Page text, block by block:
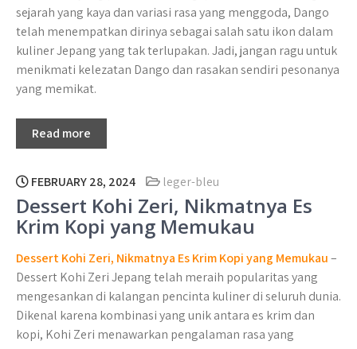
sejarah yang kaya dan variasi rasa yang menggoda, Dango
telah menempatkan dirinya sebagai salah satu ikon dalam
kuliner Jepang yang tak terlupakan. Jadi, jangan ragu untuk
menikmati kelezatan Dango dan rasakan sendiri pesonanya
yang memikat.
Read more
FEBRUARY 28, 2024 leger-bleu
Dessert Kohi Zeri, Nikmatnya Es
Krim Kopi yang Memukau
Dessert Kohi Zeri, Nikmatnya Es Krim Kopi yang Memukau–
Dessert Kohi Zeri Jepang telah meraih popularitas yang
mengesankan di kalangan pencinta kuliner di seluruh dunia.
Dikenal karena kombinasi yang unik antara es krim dan
kopi, Kohi Zeri menawarkan pengalaman rasa yang